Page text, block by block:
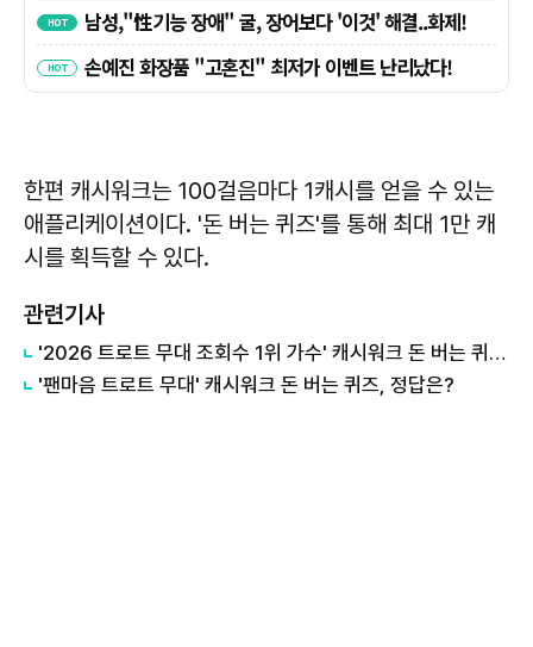
한편 캐시워크는 100걸음마다 1캐시를 얻을 수 있는
애플리케이션이다. '돈 버는 퀴즈'를 통해 최대 1만 캐
시를 획득할 수 있다.
관련기사
'2026 트로트 무대 조회수 1위 가수' 캐시워크 돈 버는 퀴즈, 정답은?
'팬마음 트로트 무대' 캐시워크 돈 버는 퀴즈, 정답은?